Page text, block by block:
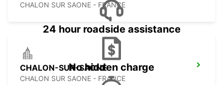
CHALON SUR SAONE - FRANCE
CHALON-SUR-SAONE
CHALON SUR SAONE - FRANCE
24 hour roadside assistance
No hidden charge